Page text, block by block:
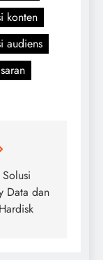
konten
audiens
Solusi
Data dan